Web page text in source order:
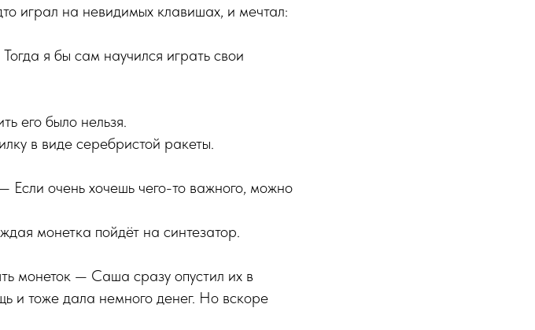
играл на невидимых клавишах, и мечтал:
я бы сам научился играть свои
его было нельзя.
в виде серебристой ракеты.
очень хочешь чего-то важного, можно
монетка пойдёт на синтезатор.
монеток — Саша сразу опустил их в
и тоже дала немного денег. Но вскоре